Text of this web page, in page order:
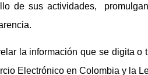
de sus actividades,
la información que se digita
Electrónico en Colombia y la